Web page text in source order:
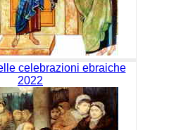
celebrazioni ebraiche
2022